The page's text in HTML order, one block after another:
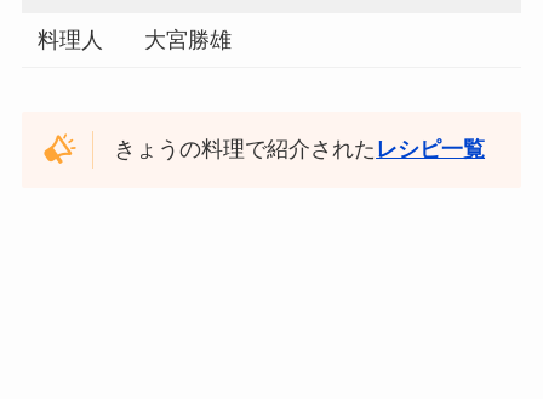
料理人 大宮勝雄
きょうの料理で紹介された レシピ一覧